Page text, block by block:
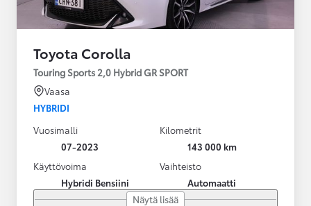
Toyota Corolla
Touring Sports 2,0 Hybrid GR SPORT
Vaasa
HYBRIDI
Vuosimalli
07-2023
Kilometrit
143 000 km
Käyttövoima
Hybridi Bensiini
Vaihteisto
Automaatti
Näytä lisää